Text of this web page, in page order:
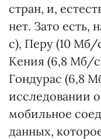
стран, и,
нет. Зато есть,
с), Перу (10 Мб/
Кения (6,8 Мб/
Гондурас (6,8
исследовании
мобильное
данных,